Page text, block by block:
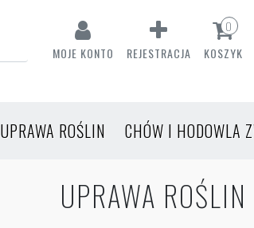
MOJE KONTO REJESTRACJA KOSZYK
0
UPRAWA ROŚLIN CHÓW I HODOWLA
UPRAWA ROŚLIN